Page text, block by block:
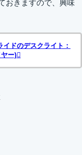
おきますので、興味
ドのデスクライト：
ー)